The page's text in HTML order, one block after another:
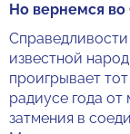
Но вернемся
известной
проигрывает
радиусе года
затмения в